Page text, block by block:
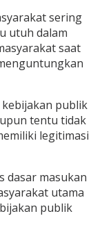
sering
utuh dalam
saat
publik
tentu tidak
legitimasi
dasar masukan
utama
publik